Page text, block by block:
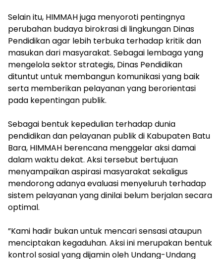
‎Selain itu, HIMMAH juga menyoroti pentingnya
perubahan budaya birokrasi di lingkungan Dinas
Pendidikan agar lebih terbuka terhadap kritik dan
masukan dari masyarakat. Sebagai lembaga yang
mengelola sektor strategis, Dinas Pendidikan
dituntut untuk membangun komunikasi yang baik
serta memberikan pelayanan yang berorientasi
pada kepentingan publik.
‎Sebagai bentuk kepedulian terhadap dunia
pendidikan dan pelayanan publik di Kabupaten Batu
Bara, HIMMAH berencana menggelar aksi damai
dalam waktu dekat. Aksi tersebut bertujuan
menyampaikan aspirasi masyarakat sekaligus
mendorong adanya evaluasi menyeluruh terhadap
sistem pelayanan yang dinilai belum berjalan secara
optimal.
‎”Kami hadir bukan untuk mencari sensasi ataupun
menciptakan kegaduhan. Aksi ini merupakan bentuk
kontrol sosial yang dijamin oleh Undang-Undang